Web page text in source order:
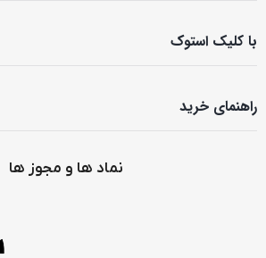
با کلیک استوک
راهنمای خرید
نماد ها و مجوز ها